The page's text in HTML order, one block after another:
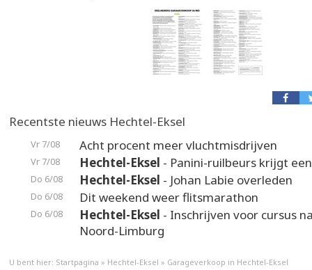
Recentste nieuws Hechtel-Eksel
Vr 7/08 Acht procent meer vluchtmisdrijven
Vr 7/08 Hechtel-Eksel - Panini-ruilbeurs krijgt
Do 6/08 Hechtel-Eksel - Johan Labie overleden
Do 6/08 Dit weekend weer flitsmarathon
Do 6/08 Hechtel-Eksel - Inschrijven voor cursus
Noord-Limburg
U bent hier: Startpagina » Hechtel-Eksel » Garageverkoop in Hechtel-Eksel